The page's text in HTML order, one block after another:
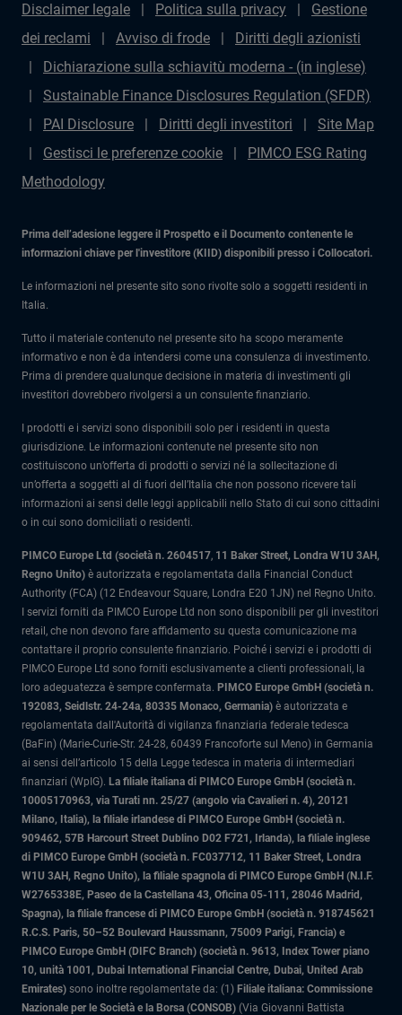
Disclaimer legale Politica sulla privacy
Gestione
dei reclami
Avviso di frode
Diritti degli azionisti
Dichiarazione sulla schiavitù moderna - (in inglese)
Sustainable Finance Disclosures Regulation (SFDR)
PAI Disclosure
Diritti degli investitori
Site Map
Gestisci le preferenze cookie
PIMCO ESG Rating
Methodology
Prima dell’adesione leggere il Prospetto e il Documento contenente le
informazioni chiave per l'investitore (KIID) disponibili presso i Collocatori.
Le informazioni nel presente sito sono rivolte solo a soggetti residenti in
Italia.
Tutto il materiale contenuto nel presente sito ha scopo meramente
informativo e non è da intendersi come una consulenza di investimento.
Prima di prendere qualunque decisione in materia di investimenti gli
investitori dovrebbero rivolgersi a un consulente finanziario.
I prodotti e i servizi sono disponibili solo per i residenti in questa
giurisdizione. Le informazioni contenute nel presente sito non
costituiscono un’offerta di prodotti o servizi né la sollecitazione di
un’offerta a soggetti al di fuori dell’Italia che non possono ricevere tali
informazioni ai sensi delle leggi applicabili nello Stato di cui sono cittadini
o in cui sono domiciliati o residenti.
PIMCO Europe Ltd (società n. 2604517, 11 Baker Street, Londra W1U 3AH,
Regno Unito) è autorizzata e regolamentata dalla Financial Conduct
Authority (FCA) (12 Endeavour Square, Londra E20 1JN) nel Regno Unito.
I servizi forniti da PIMCO Europe Ltd non sono disponibili per gli investitori
retail, che non devono fare affidamento su questa comunicazione ma
contattare il proprio consulente finanziario. Poiché i servizi e i prodotti di
PIMCO Europe Ltd sono forniti esclusivamente a clienti professionali, la
loro adeguatezza è sempre confermata. PIMCO Europe GmbH (società n.
192083, Seidlstr. 24-24a, 80335 Monaco, Germania) è autorizzata e
regolamentata dall'Autorità di vigilanza finanziaria federale tedesca
(BaFin) (Marie-Curie-Str. 24-28, 60439 Francoforte sul Meno) in Germania
ai sensi dell’articolo 15 della Legge tedesca in materia di intermediari
finanziari (WpIG). La filiale italiana di PIMCO Europe GmbH (società n.
10005170963, via Turati nn. 25/27 (angolo via Cavalieri n. 4), 20121
Milano, Italia), la filiale irlandese di PIMCO Europe GmbH (società n.
909462, 57B Harcourt Street Dublino D02 F721, Irlanda), la filiale inglese
di PIMCO Europe GmbH (società n. FC037712, 11 Baker Street, Londra
W1U 3AH, Regno Unito), la filiale spagnola di PIMCO Europe GmbH (N.I.F.
W2765338E, Paseo de la Castellana 43, Oficina 05-111, 28046 Madrid,
Spagna), la filiale francese di PIMCO Europe GmbH (società n. 918745621
R.C.S. Paris, 50–52 Boulevard Haussmann, 75009 Parigi, Francia) e
PIMCO Europe GmbH (DIFC Branch) (società n. 9613, Index Tower piano
10, unità 1001, Dubai International Financial Centre, Dubai, United Arab
Emirates) sono inoltre regolamentate da: (1) Filiale italiana: Commissione
Nazionale per le Società e la Borsa (CONSOB) (Via Giovanni Battista